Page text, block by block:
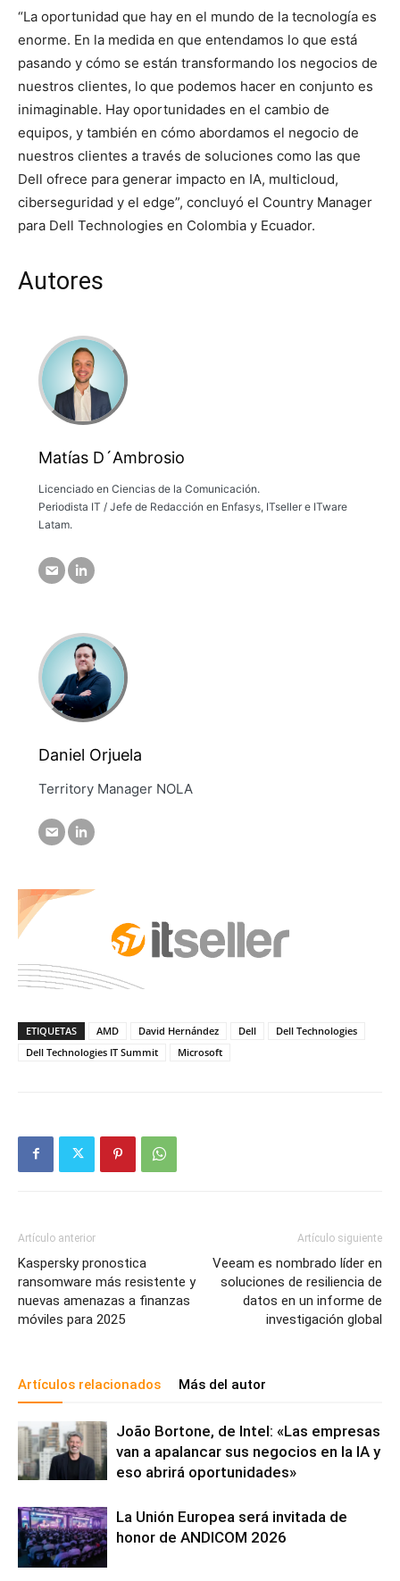
“La oportunidad que hay en el mundo de la tecnología es
enorme. En la medida en que entendamos lo que está
pasando y cómo se están transformando los negocios de
nuestros clientes, lo que podemos hacer en conjunto es
inimaginable. Hay oportunidades en el cambio de
equipos, y también en cómo abordamos el negocio de
nuestros clientes a través de soluciones como las que
Dell ofrece para generar impacto en IA, multicloud,
ciberseguridad y el edge”, concluyó el Country Manager
para Dell Technologies en Colombia y Ecuador.
Autores
Matías D´Ambrosio
Licenciado en Ciencias de la Comunicación.
Periodista IT / Jefe de Redacción en Enfasys, ITseller e ITware
Latam.
Daniel Orjuela
Territory Manager NOLA
ETIQUETAS AMD David Hernández Dell
Dell Technologies
Dell Technologies IT Summit
Microsoft
Artículo anterior
Kaspersky pronostica
ransomware más resistente y
nuevas amenazas a finanzas
móviles para 2025
Artículo siguiente
Veeam es nombrado líder en
soluciones de resiliencia de
datos en un informe de
investigación global
Artículos relacionados Más del autor
João Bortone, de Intel: «Las empresas
van a apalancar sus negocios en la IA y
eso abrirá oportunidades»
La Unión Europea será invitada de
honor de ANDICOM 2026